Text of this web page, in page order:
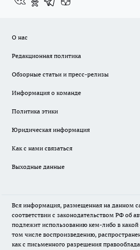
О нас
Редакционная политика
Обзорные статьи и пресс-релизы
Информация о команде
Политика этики
Юридическая информация
Как с нами связаться
Выходные данные
Вся информация, размещенная на данном
соответствии с законодательством РФ об
подлежит использованию кем-либо в
том числе воспроизведению,
как с письменного разрешения